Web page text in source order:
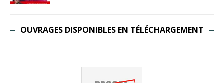
OUVRAGES DISPONIBLES EN TÉLÉCHARGEMENT